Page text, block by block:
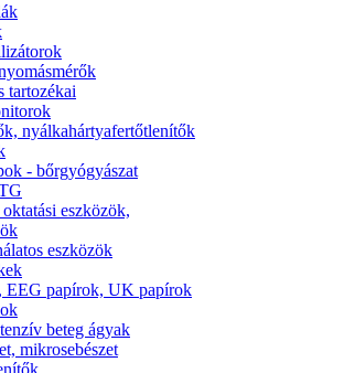
tartozékai
nyálkahártyafertőtlenítők
- bőrgyógyászat
eszközök,
eszközök
EEG papírok, UK papírok
beteg ágyak
mikrosebészet